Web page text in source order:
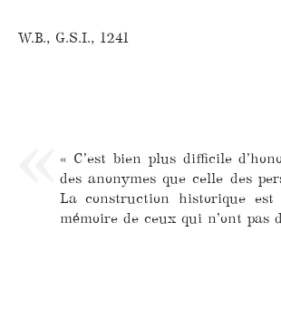
W.B., G.S.I., 1241
« C’est bien plus difficile
des anonymes que celle des
La construction historique est
mémoire de ceux qui n’ont pas